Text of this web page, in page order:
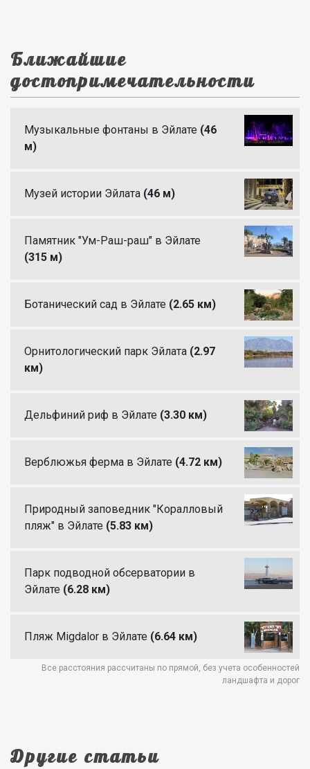
Ближайшие
достопримечательности
Музыкальные фонтаны в Эйлате (46
м)
Музей истории Эйлата (46 м)
Памятник "Ум-Раш-раш" в Эйлате
(315 м)
Ботанический сад в Эйлате (2.65 км)
Орнитологический парк Эйлата (2.97
км)
Дельфиний риф в Эйлате (3.30 км)
Верблюжья ферма в Эйлате (4.72 км)
Природный заповедник "Коралловый
пляж" в Эйлате (5.83 км)
Парк подводной обсерватории в
Эйлате (6.28 км)
Пляж Migdalor в Эйлате (6.64 км)
Все расстояния рассчитаны по прямой, без учета особенностей
ландшафта и дорог
Другие статьи